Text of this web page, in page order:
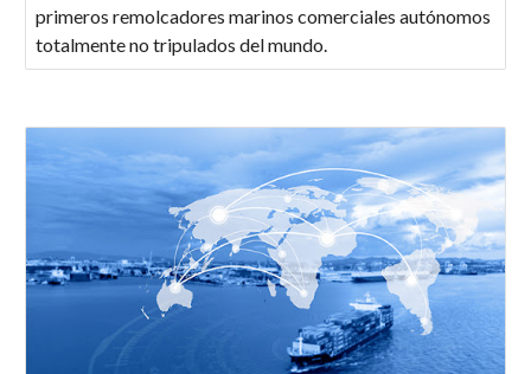
primeros remolcadores marinos comerciales autónomos
totalmente no tripulados del mundo.